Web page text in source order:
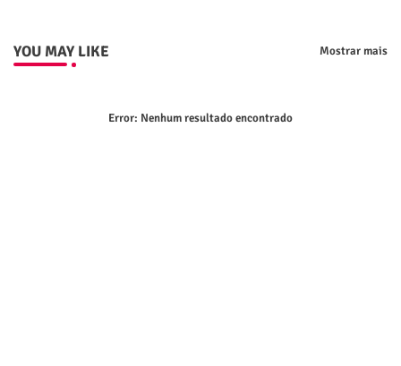
YOU MAY LIKE Mostrar mais
Error: Nenhum resultado encontrado